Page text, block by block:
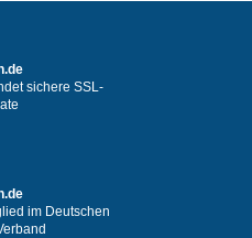
sichere SSL-
im Deutschen